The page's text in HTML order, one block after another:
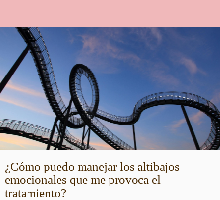
¿Cómo puedo manejar los altibajos
emocionales que me provoca el
tratamiento?